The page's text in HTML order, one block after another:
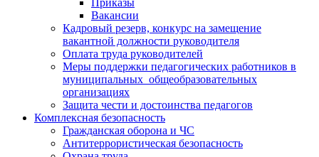
Приказы
Вакансии
Кадровый резерв, конкурс на замещение
вакантной должности руководителя
Оплата труда руководителей
Меры поддержки педагогических работников в
муниципальных общеобразовательных
организациях
Защита чести и достоинства педагогов
Комплексная безопасность
Гражданская оборона и ЧС
Антитеррористическая безопасность